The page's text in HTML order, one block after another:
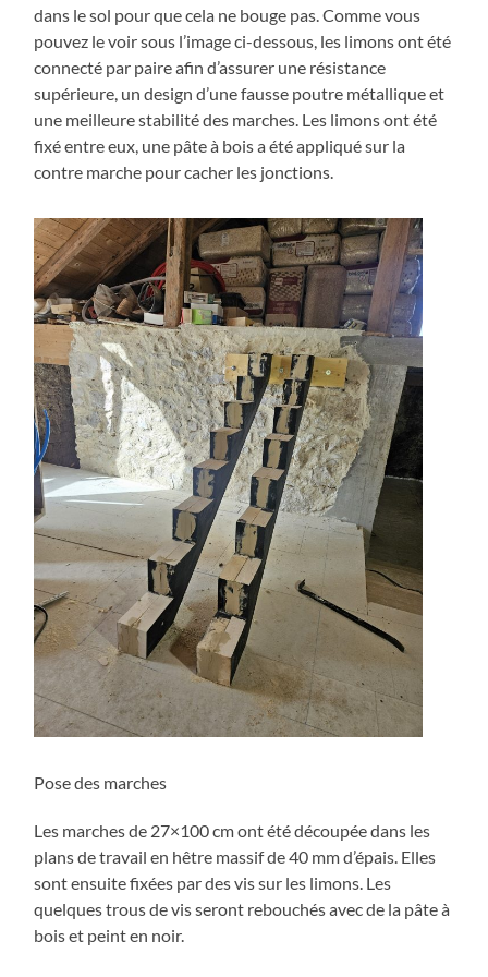
dans le sol pour que cela ne bouge pas. Comme vous
pouvez le voir sous l’image ci-dessous, les limons ont été
connecté par paire afin d’assurer une résistance
supérieure, un design d’une fausse poutre métallique et
une meilleure stabilité des marches. Les limons ont été
fixé entre eux, une pâte à bois a été appliqué sur la
contre marche pour cacher les jonctions.
Pose des marches
Les marches de 27×100 cm ont été découpée dans les
plans de travail en hêtre massif de 40 mm d’épais. Elles
sont ensuite fixées par des vis sur les limons. Les
quelques trous de vis seront rebouchés avec de la pâte à
bois et peint en noir.